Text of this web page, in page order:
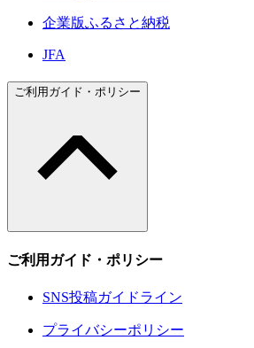
企業版ふるさと納税
JFA
ご利用ガイド・ポリシー
ご利用ガイド・ポリシー
SNS投稿ガイドライン
プライバシーポリシー